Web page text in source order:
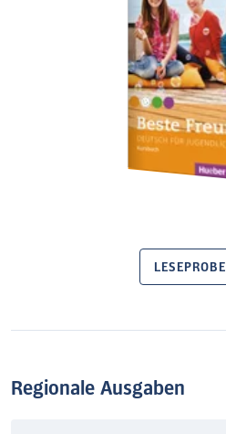
LESEPROBE
Regionale Ausgaben